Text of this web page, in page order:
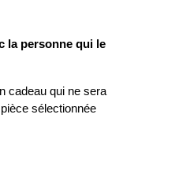
la personne qui le
cadeau qui ne sera
sélectionnée